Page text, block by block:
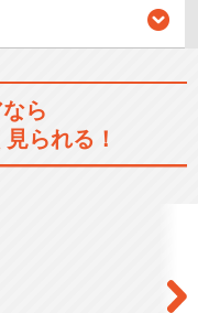
グ009（モノクロ
ら
られる！